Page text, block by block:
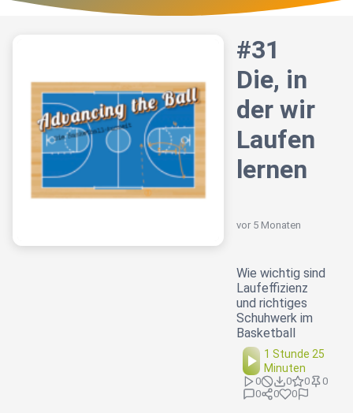
#31
Die, in
der wir
Laufen
lernen
vor 5 Monaten
Wie wichtig sind
Laufeffizienz
und richtiges
Schuhwerk im
Basketball
1 Stunde 25
Minuten
0 0 0
0
0
0 0